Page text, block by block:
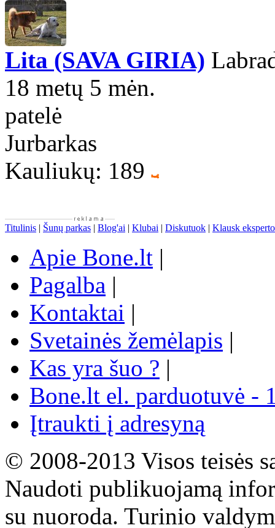
Lita (SAVA GIRIA)
18 metų 5 mėn.
patelė
Jurbarkas
Kauliukų: 189
Titulinis | Šunų parkas | Blog'ai | Klubai | Diskutuok | Klausk eksperto
Apie Bone.lt |
Pagalba |
Kontaktai |
Svetainės žemėlapis |
Kas yra šuo ? |
Bone.lt el. parduotuvė -
Įtraukti į adresyną
© 2008-2013 Visos teisės
Naudoti publikuojamą
su nuoroda. Turinio